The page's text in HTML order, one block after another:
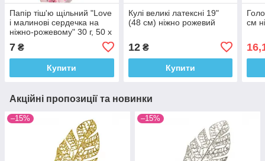
Папір тіш'ю щільний "Love
і малинові сердечка на
ніжно-рожевому" 30 г, 50 х
7 ₴
Купити
Кулі великі латексні 19"
(48 см) ніжно рожевий
12₴
Купити
см
Акційні пропозиції та новинки
–15% –15%